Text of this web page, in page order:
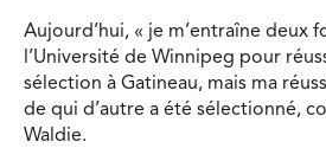
Aujourd’hui, « je m’entraîne deux
l’Université de Winnipeg pour
sélection à Gatineau, mais ma
de qui d’autre a été sélectionné,
Waldie.